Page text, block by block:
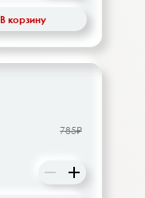
В корзину
785₽